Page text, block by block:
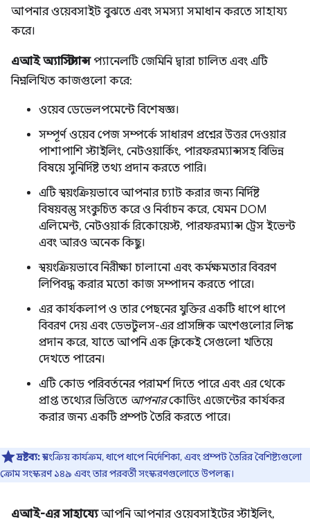
আপনার ওয়েবসাইট বুঝতে এবং সমস্যা সমাধান করতে সাহায্য
করে।
এআই অ্যাসিস্ট্যান্সপ্যানেলটি জেমিনি দ্বারা চালিত এবং এটি
নিম্নলিখিত কাজগুলো করে:
ওয়েব ডেভেলপমেন্টে বিশেষজ্ঞ।
সম্পূর্ণ ওয়েব পেজ সম্পর্কে সাধারণ প্রশ্নের উত্তর দেওয়ার
পাশাপাশি স্টাইলিং, নেটওয়ার্কিং, পারফরম্যান্সসহ বিভিন্ন
বিষয়ে সুনির্দিষ্ট তথ্য প্রদান করতে পারি।
এটি স্বয়ংক্রিয়ভাবে আপনার চ্যাট করার জন্য নির্দিষ্ট
বিষয়বস্তু সংকুচিত করে ও নির্বাচন করে, যেমন DOM
এলিমেন্ট, নেটওয়ার্ক রিকোয়েস্ট, পারফরম্যান্স ট্রেস ইভেন্ট
এবং আরও অনেক কিছু।
স্বয়ংক্রিয়ভাবে নিরীক্ষা চালানো এবং কর্মক্ষমতার বিবরণ
লিপিবদ্ধ করার মতো কাজ সম্পাদন করতে পারে।
এর কার্যকলাপ ও তার পেছনের যুক্তির একটি ধাপে ধাপে
বিবরণ দেয় এবং ডেভটুলস-এর প্রাসঙ্গিক অংশগুলোর লিঙ্ক
প্রদান করে, যাতে আপনি এক ক্লিকেই সেগুলো খতিয়ে
দেখতে পারেন।
এটি কোড পরিবর্তনের পরামর্শ দিতে পারে এবং এর থেকে
প্রাপ্ত তথ্যের ভিত্তিতে আপনারকোডিং এজেন্টের কার্যকর
করার জন্য একটি প্রম্পট তৈরি করতে পারে।
দ্রষ্টব্য:স্বয়ংক্রিয় কার্যক্রম, ধাপে ধাপে নির্দেশিকা, এবং প্রম্পট তৈরির বৈশিষ্ট্যগুলো
ক্রোম সংস্করণ ১৪৯ এবং তার পরবর্তী সংস্করণগুলোতে উপলব্ধ।
এআই-এর সাহায্যেআপনি আপনার ওয়েবসাইটের স্টাইলিং,